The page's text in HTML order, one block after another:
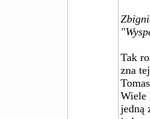
Tak
zna
Wiele
jedną